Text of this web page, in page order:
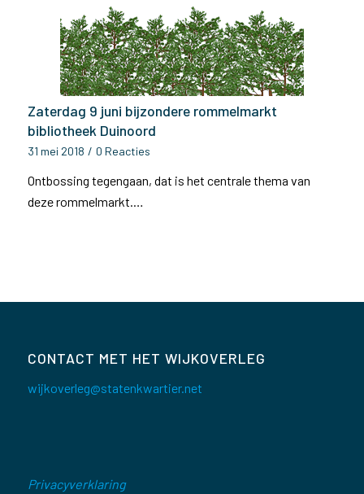
Zaterdag 9 juni bijzondere rommelmarkt
bibliotheek Duinoord
31 mei 2018 / 0 Reacties
Ontbossing tegengaan, dat is het centrale thema van
deze rommelmarkt.…
CONTACT MET HET WIJKOVERLEG
wijkoverleg@statenkwartier.net
Privacyverklaring